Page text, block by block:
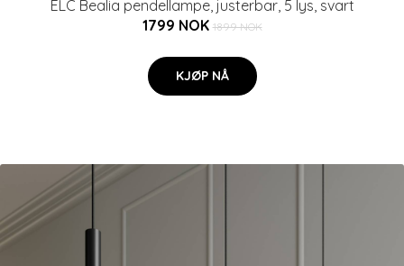
ELC Bealia pendellampe, justerbar, 5 lys, svart
1799 NOK 1899 NOK
KJØP NÅ